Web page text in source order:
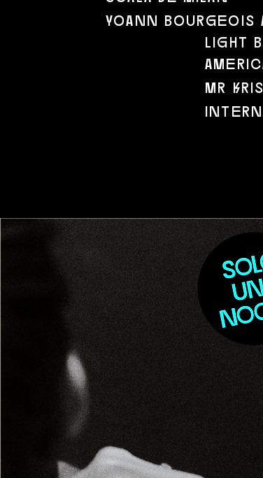
yoann bourgeois
light
mr